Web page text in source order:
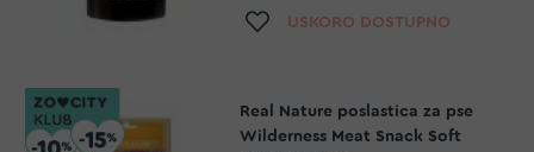
Dodaj na listu želja
USKORO DOSTUPNO
Real Nature poslastica za pse
Wilderness Meat Snack Soft